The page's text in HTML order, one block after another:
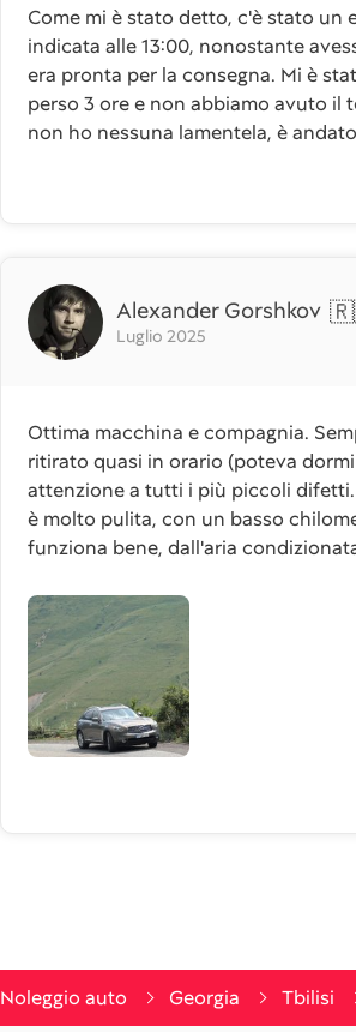
Come mi è stato detto, c'è stato un
indicata alle 13:00, nonostante
era pronta per la consegna. Mi è
perso 3 ore e non abbiamo avuto il
non ho nessuna lamentela, è
Alexander Gorshkov
Luglio 2025
Ottima macchina e compagnia.
ritirato quasi in orario (poteva
attenzione a tutti i più piccoli difetti.
è molto pulita, con un basso
funziona bene, dall'aria
Noleggio auto Georgia Tbilisi